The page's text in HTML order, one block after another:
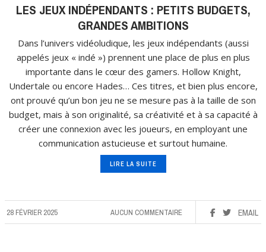
LES JEUX INDÉPENDANTS : PETITS BUDGETS,
GRANDES AMBITIONS
Dans l’univers vidéoludique, les jeux indépendants (aussi
appelés jeux « indé ») prennent une place de plus en plus
importante dans le cœur des gamers. Hollow Knight,
Undertale ou encore Hades… Ces titres, et bien plus encore,
ont prouvé qu’un bon jeu ne se mesure pas à la taille de son
budget, mais à son originalité, sa créativité et à sa capacité à
créer une connexion avec les joueurs, en employant une
communication astucieuse et surtout humaine.
LIRE LA SUITE
28 FÉVRIER 2025 EMAIL
AUCUN COMMENTAIRE